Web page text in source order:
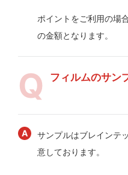
ポイントをご利用の場
の金額となります。
フィルムのサン
サンプルはブレインテ
意しております。